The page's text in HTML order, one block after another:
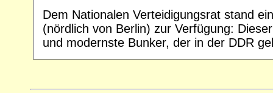
Dem Nationalen Verteidigungsrat stand
(nördlich von Berlin) zur Verfügung:
und modernste Bunker, der in der DDR